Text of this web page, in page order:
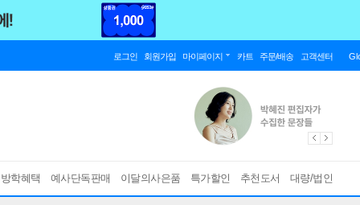
로그인 회원가입 마이페이지 카트 주문/배송 고객센터
학혜택 예사단독판매 이달의사은품 특가할인 추천도서 대량/법인